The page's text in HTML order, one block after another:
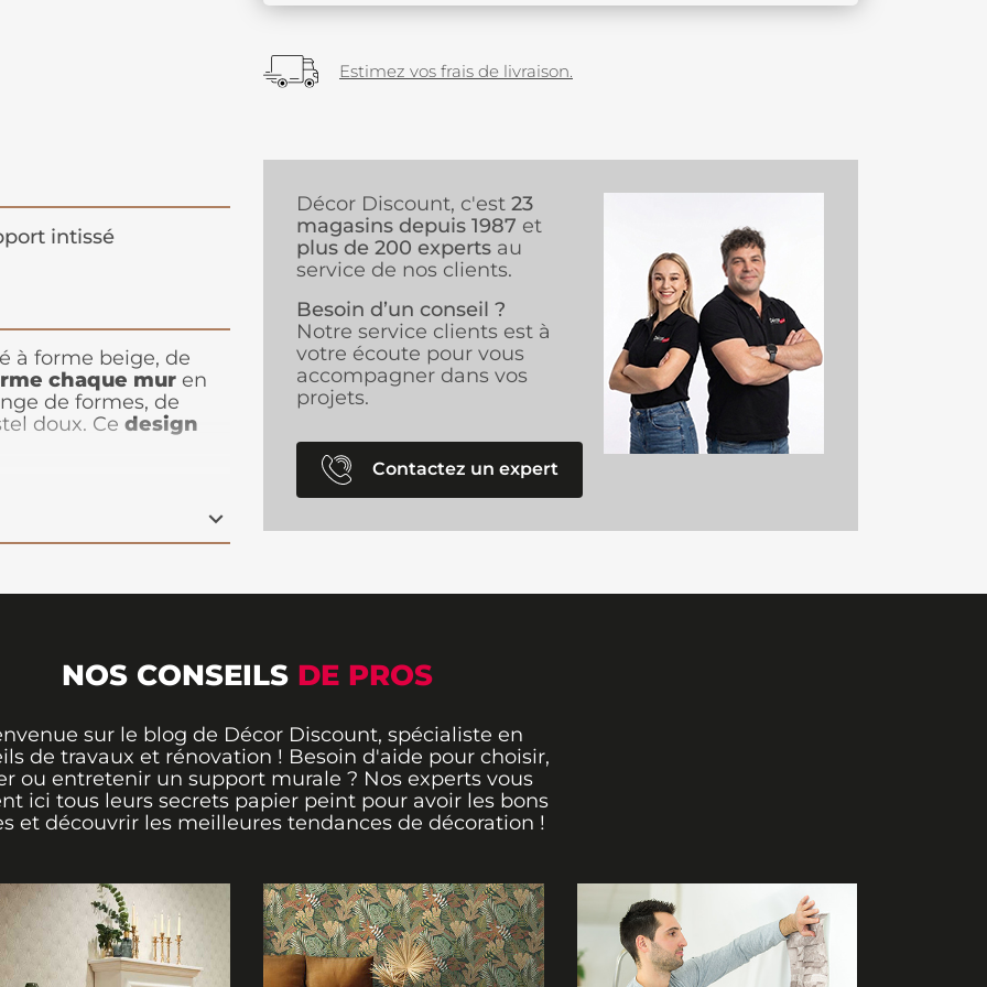
Estimez vos frais de livraison.
intissé
à forme beige, de
chaque mur en
de formes, de
doux. Ce design
et inspirante.
l'expression
raffinée.
visuelle
Décor Discount, c'est 23
magasins depuis 1987 et
plus de 200 experts au
service de nos clients.
Besoin d’un conseil ?
Notre service clients est à
votre écoute pour vous
accompagner dans vos
projets.
Contactez un expert
NOS CONSEILS DE PROS
sur le blog de Décor Discount, spécialiste en
de travaux et rénovation ! Besoin d'aide pour choisir,
ou entretenir un support murale ? Nos experts vous
ici tous leurs secrets papier peint pour avoir les bons
et découvrir les meilleures tendances de décoration !